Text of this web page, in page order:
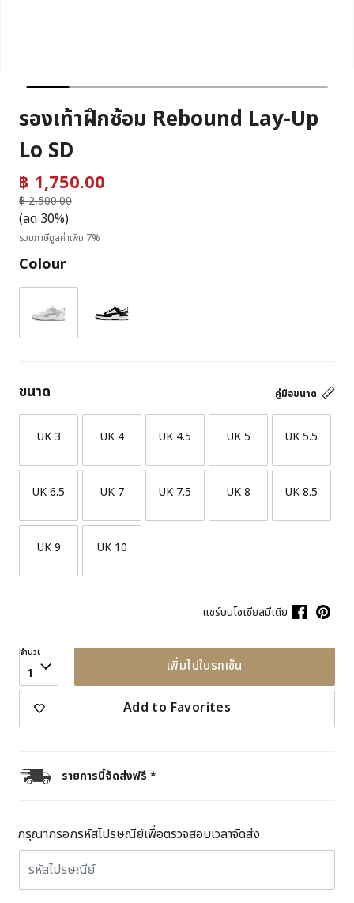
รองเท้าฝึกซ้อม Rebound Lay-Up
Lo SD
฿ 1,750.00
฿ 2,500.00
ถึง
(ลด 30%)
รวมภาษีมูลค่าเพิ่ม 7%
Colour
คู่มือขนาด
ขนาด
UK 3 UK 4 UK 4.5 UK 5 UK 5.5
UK 6.5 UK 7 UK 7.5 UK 8 UK 8.5
UK 9 UK 10
แชร์บนโซเชียลมีเดีย
จำนวน
1 เพิ่มไปในรถเข็น
Add to Favorites
รายการนี้จัดส่งฟรี *
กรุณากรอกรหัสไปรษณีย์เพื่อตรวจสอบเวลาจัดส่ง